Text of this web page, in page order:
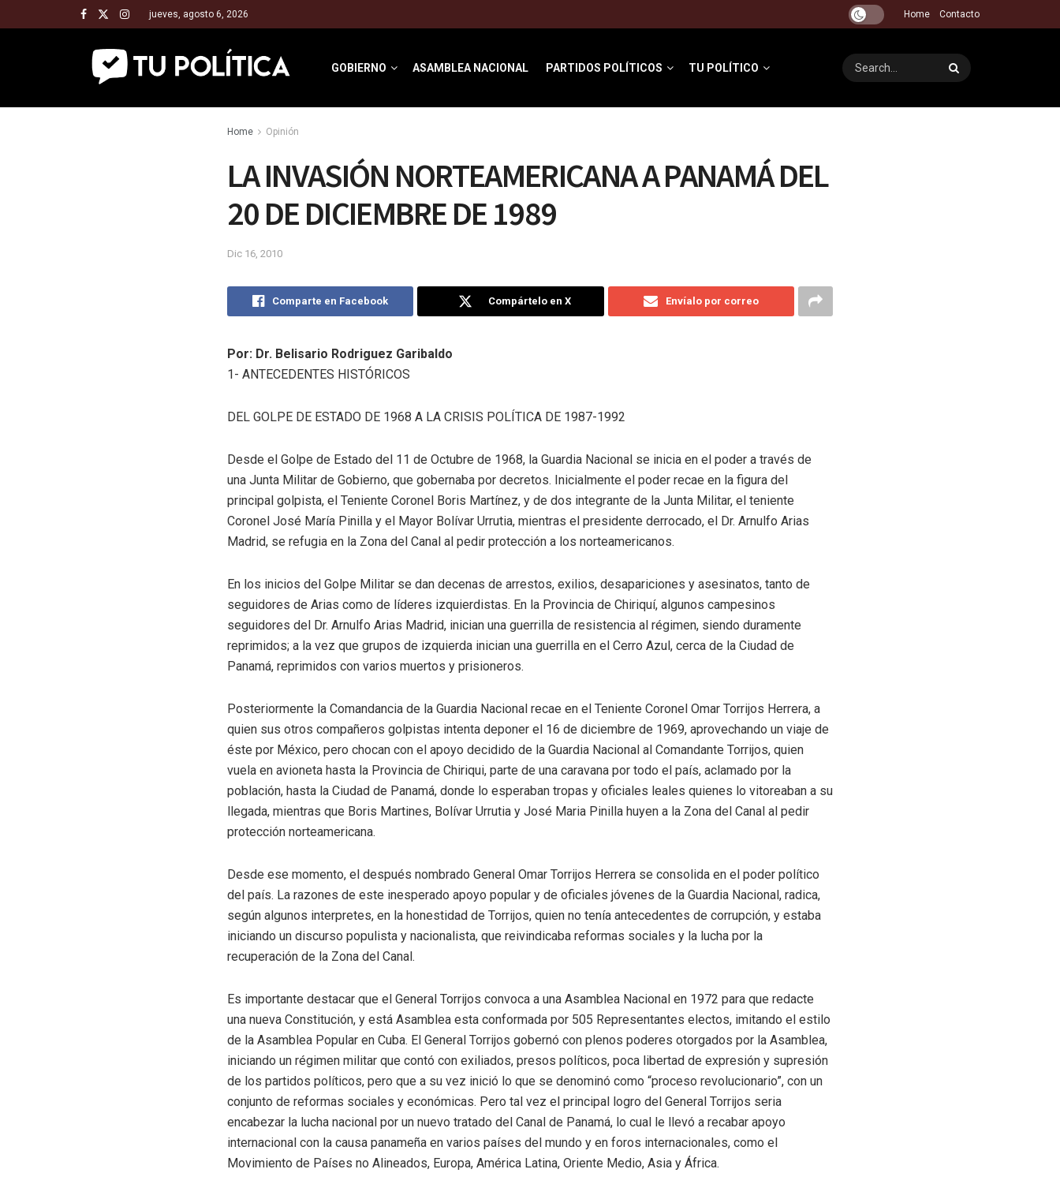
jueves, agosto 6, 2026 Home Contacto
GOBIERNO ASAMBLEA NACIONAL PARTIDOS POLÍTICOS TU POLÍTICO
Home Opinión
LA INVASIÓN NORTEAMERICANA A PANAMÁ DEL
20 DE DICIEMBRE DE 1989
Dic 16, 2010
Comparte en Facebook Compártelo en X Envíalo por correo
Por: Dr. Belisario Rodriguez Garibaldo
1- ANTECEDENTES HISTÓRICOS
DEL GOLPE DE ESTADO DE 1968 A LA CRISIS POLÍTICA DE 1987-1992
Desde el Golpe de Estado del 11 de Octubre de 1968, la Guardia Nacional se inicia en el poder a través de
una Junta Militar de Gobierno, que gobernaba por decretos. Inicialmente el poder recae en la figura del
principal golpista, el Teniente Coronel Boris Martínez, y de dos integrante de la Junta Militar, el teniente
Coronel José María Pinilla y el Mayor Bolívar Urrutia, mientras el presidente derrocado, el Dr. Arnulfo Arias
Madrid, se refugia en la Zona del Canal al pedir protección a los norteamericanos.
En los inicios del Golpe Militar se dan decenas de arrestos, exilios, desapariciones y asesinatos, tanto de
seguidores de Arias como de líderes izquierdistas. En la Provincia de Chiriquí, algunos campesinos
seguidores del Dr. Arnulfo Arias Madrid, inician una guerrilla de resistencia al régimen, siendo duramente
reprimidos; a la vez que grupos de izquierda inician una guerrilla en el Cerro Azul, cerca de la Ciudad de
Panamá, reprimidos con varios muertos y prisioneros.
Posteriormente la Comandancia de la Guardia Nacional recae en el Teniente Coronel Omar Torrijos Herrera, a
quien sus otros compañeros golpistas intenta deponer el 16 de diciembre de 1969, aprovechando un viaje de
éste por México, pero chocan con el apoyo decidido de la Guardia Nacional al Comandante Torrijos, quien
vuela en avioneta hasta la Provincia de Chiriqui, parte de una caravana por todo el país, aclamado por la
población, hasta la Ciudad de Panamá, donde lo esperaban tropas y oficiales leales quienes lo vitoreaban a su
llegada, mientras que Boris Martines, Bolívar Urrutia y José Maria Pinilla huyen a la Zona del Canal al pedir
protección norteamericana.
Desde ese momento, el después nombrado General Omar Torrijos Herrera se consolida en el poder político
del país. La razones de este inesperado apoyo popular y de oficiales jóvenes de la Guardia Nacional, radica,
según algunos interpretes, en la honestidad de Torrijos, quien no tenía antecedentes de corrupción, y estaba
iniciando un discurso populista y nacionalista, que reivindicaba reformas sociales y la lucha por la
recuperación de la Zona del Canal.
Es importante destacar que el General Torrijos convoca a una Asamblea Nacional en 1972 para que redacte
una nueva Constitución, y está Asamblea esta conformada por 505 Representantes electos, imitando el estilo
de la Asamblea Popular en Cuba. El General Torrijos gobernó con plenos poderes otorgados por la Asamblea,
iniciando un régimen militar que contó con exiliados, presos políticos, poca libertad de expresión y supresión
de los partidos políticos, pero que a su vez inició lo que se denominó como “proceso revolucionario”, con un
conjunto de reformas sociales y económicas. Pero tal vez el principal logro del General Torrijos seria
encabezar la lucha nacional por un nuevo tratado del Canal de Panamá, lo cual le llevó a recabar apoyo
internacional con la causa panameña en varios países del mundo y en foros internacionales, como el
Movimiento de Países no Alineados, Europa, América Latina, Oriente Medio, Asia y África.